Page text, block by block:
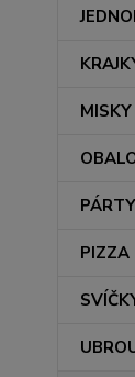
MISKY
PIZZA